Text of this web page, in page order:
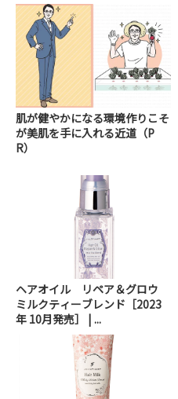
肌が健やかになる環境作りこそ
が美肌を手に入れる近道（P
R）
ヘアオイル リペア＆グロウ
ミルクティーブレンド［2023
年 10月発売］ | ...